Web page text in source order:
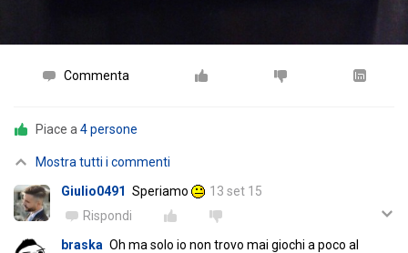
Commenta
Piace a 4 persone
Mostra tutti i commenti
Giulio0491 Speriamo
13 set 15
Rispondi
braska Oh ma solo io non trovo mai giochi a poco al